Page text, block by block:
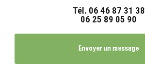
Tél. 06 46 87 31 38
06 25 89 05 90
Envoyer un message